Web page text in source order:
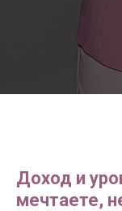
Доход и
мечтаете,